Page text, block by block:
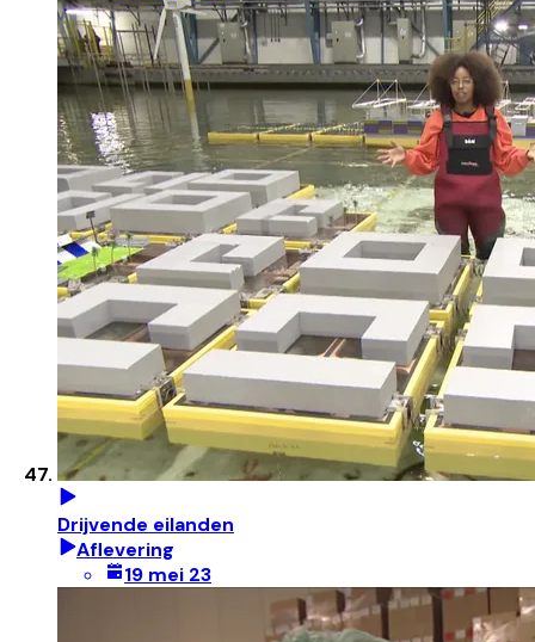
Drijvende eilanden
Aflevering
19 mei 23